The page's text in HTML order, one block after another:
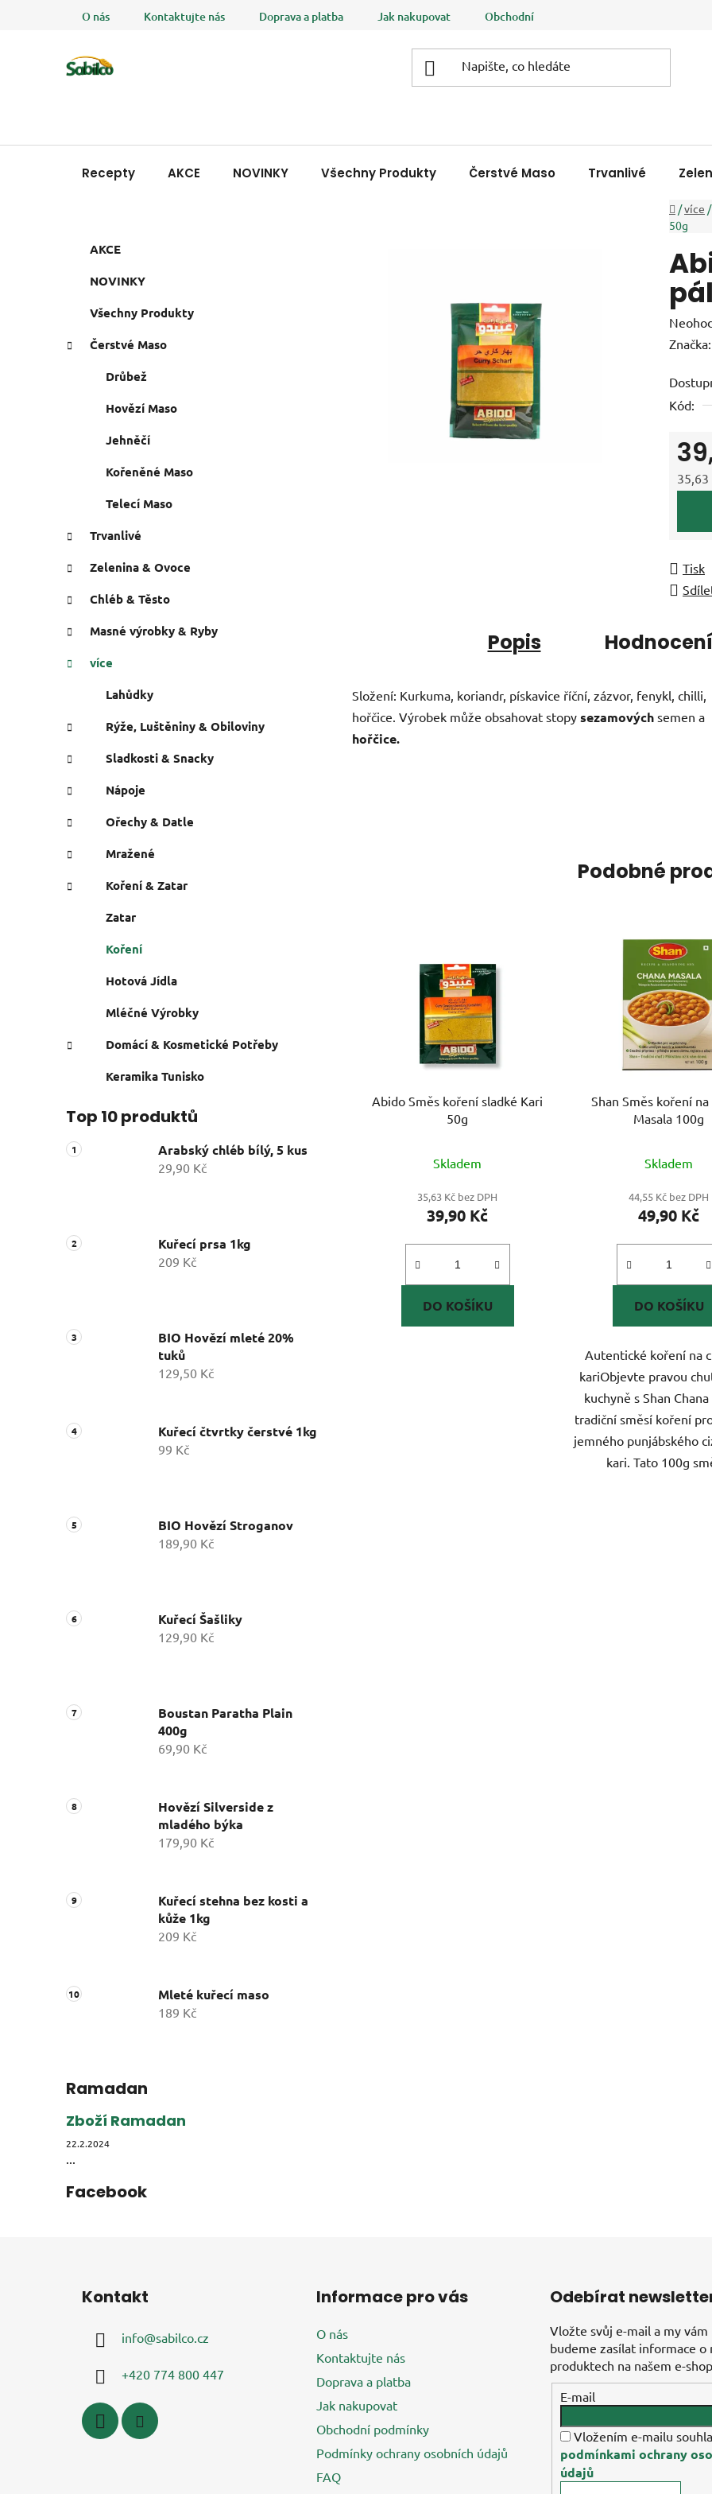
O nás Kontaktujte nás Doprava a platba Jak nakupovat Obchodní podmínky Podmínky
Recepty AKCE NOVINKY Všechny Produkty Čerstvé Maso Trvanlivé
Domů
/více /
50g
a
kategorie
r
AKCE
NOVINKY
Všechny Produkty
Čerstvé Maso
Drůbež
Hovězí Maso
Jehněčí
Kořeněné Maso
Telecí Maso
Trvanlivé
Zelenina & Ovoce
Chléb & Těsto
Masné výrobky & Ryby
více
Lahůdky
Rýže, Luštěniny & Obiloviny
Sladkosti & Snacky
Nápoje
Ořechy & Datle
Mražené
Koření & Zatar
Zatar
Koření
Hotová Jídla
Mléčné Výrobky
Domácí & Kosmetické Potřeby
Keramika Tunisko
Top 10 produktů
Arabský chléb bílý, 5 kus
29,90 Kč
Kuřecí prsa 1kg
209 Kč
BIO Hovězí mleté 20%
tuků
129,50 Kč
Kuřecí čtvrtky čerstvé 1kg
99 Kč
BIO Hovězí Stroganov
189,90 Kč
Kuřecí Šašliky
129,90 Kč
Boustan Paratha Plain
400g
69,90 Kč
Hovězí Silverside z
mladého býka
179,90 Kč
Kuřecí stehna bez kosti a
kůže 1kg
209 Kč
Mleté kuřecí maso
189 Kč
Ramadan
Zboží Ramadan
22.2.2024
Facebook
je
0,0
Značka:
Kód:
35,63
Tisk
Popis Hodnocení
Složení: Kurkuma, koriandr, pískavice říční, zázvor, fenykl, chilli,
hořčice. Výrobek může obsahovat stopy sezamových semen a
hořčice.
Podobné
Abido Směs koření sladké Kari
50g
Skladem
35,63 Kč bez DPH
39,90 Kč
DO KOŠÍKU
Shan Směs koření na
Masala 100g
Skladem
44,55 Kč bez DPH
49,90 Kč
DO KOŠÍKU
Autentické koření na
kariObjevte pravou
kuchyně s Shan Chana
tradiční směsí koření
jemného punjábského
kari. Tato 100g
Kontakt
info@sabilco.cz
+420 774 800 447
Informace pro vás
O nás
Kontaktujte nás
Doprava a platba
Jak nakupovat
Obchodní podmínky
Podmínky ochrany osobních údajů
FAQ
Odebírat
Vložte svůj e-mail a my vám
budeme zasílat informace o
produktech na našem e-
E-mail
Vložením e-mailu
podmínkami ochrany
údajů